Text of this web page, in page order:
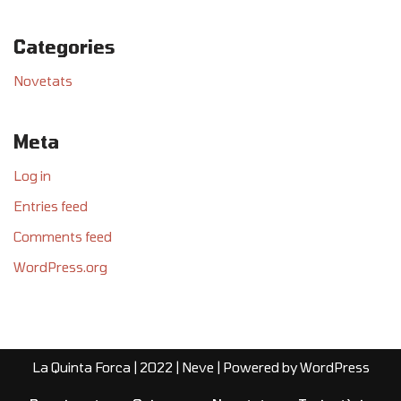
Categories
Novetats
Meta
Log in
Entries feed
Comments feed
WordPress.org
La Quinta Forca | 2022 | Neve | Powered byWordPress